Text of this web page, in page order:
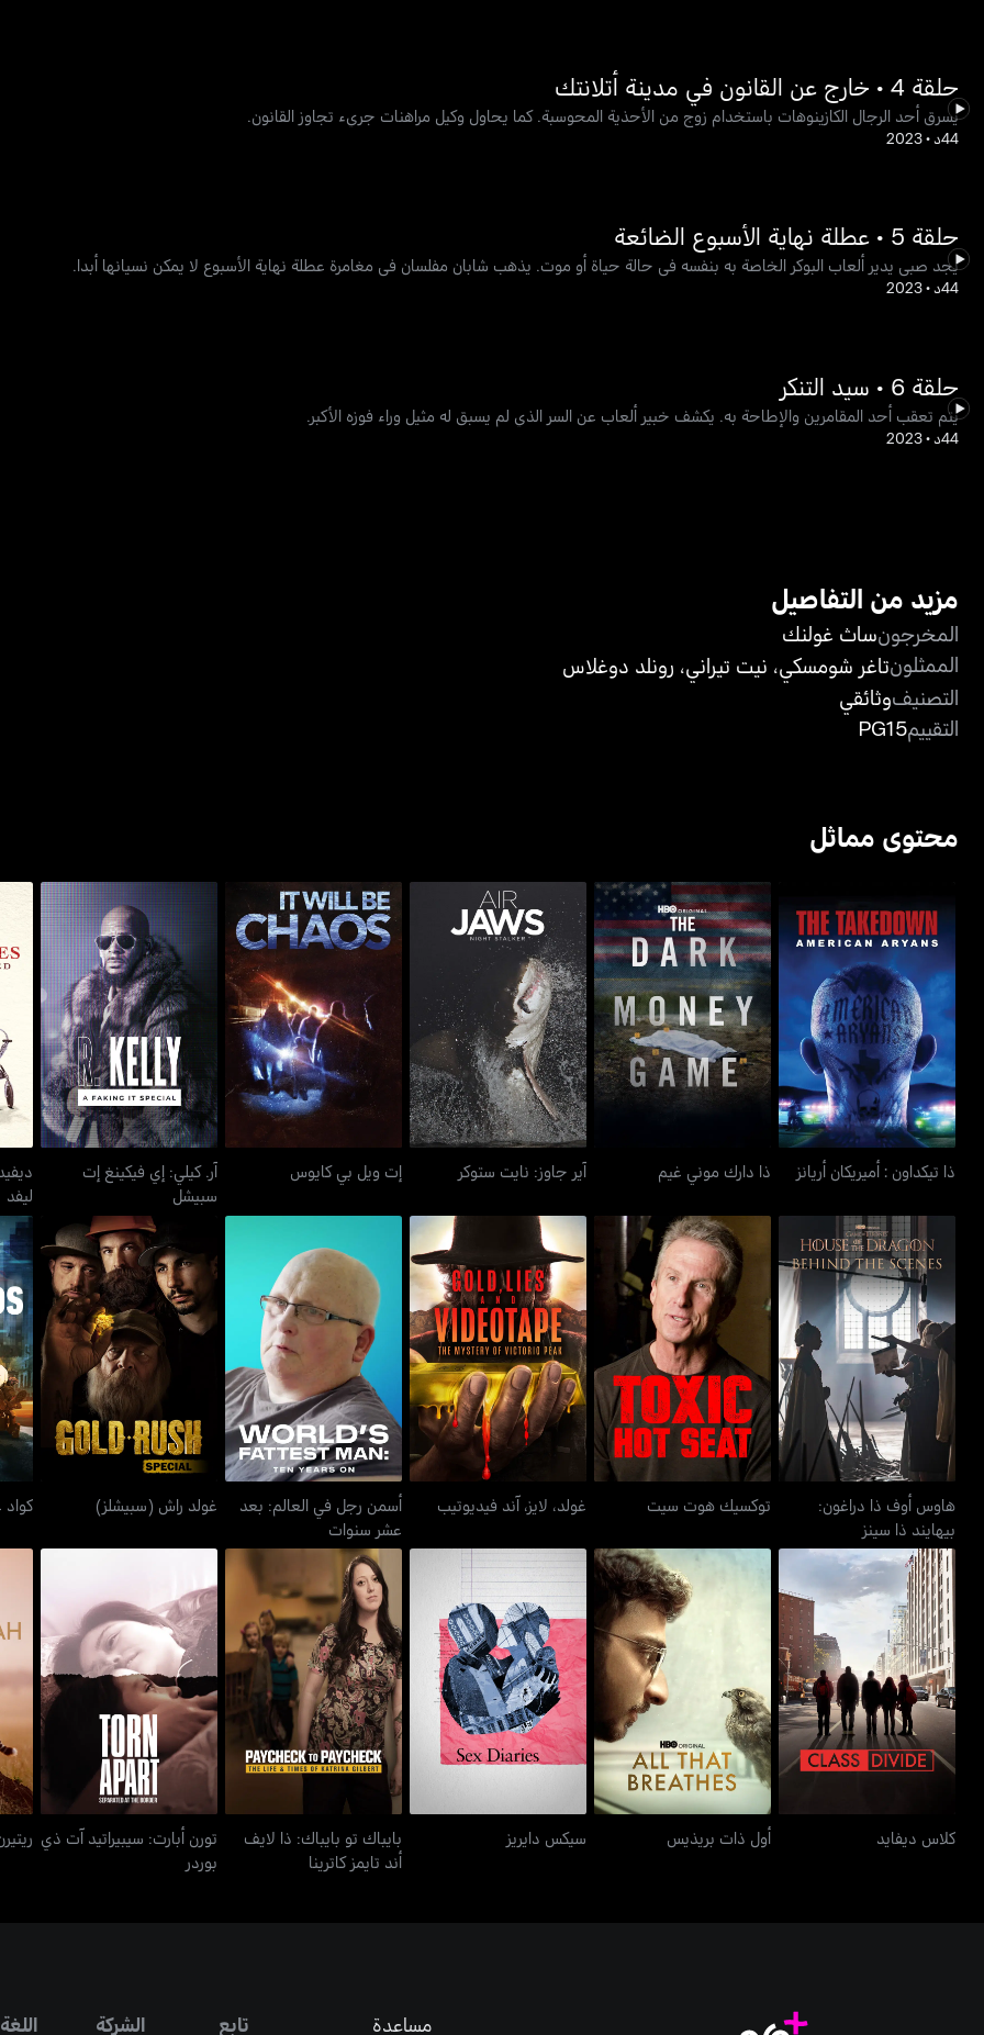
حلقة 4 • خارج عن القانون في مدينة أتلانتك
يسرق أحد الرجال الكازينوهات باستخدام زوج من الأحذية المحوسبة. كما يحاول وكيل مراهنات جريء تجاوز القانون.
44د •
2023
حلقة 5 • عطلة نهاية الأسبوع الضائعة
يجد صبي يدير ألعاب البوكر الخاصة به بنفسه في حالة حياة أو موت. يذهب شابان مفلسان في مغامرة عطلة نهاية الأسبوع لا يمكن نسيانها أبدا.
44د •
2023
حلقة 6 • سيد التنكر
يتم تعقب أحد المقامرين والإطاحة به. يكشف خبير ألعاب عن السر الذي لم يسبق له مثيل وراء فوزه الأكبر.
44د •
2023
مزيد من التفاصيل
المخرجونساث غولنك
الممثلونتاغر شومسكي، نيت تيراني، رونلد دوغلاس
التصنيفوثائقي
التقييمPG15
محتوى مماثل
ذا تيكداون : أميريكان أريانز
ذا تيكداون : أميريكان أريانز
ذا دارك موني غيم
ذا دارك موني غيم
آير جاوز: نايت ستوكر
آير جاوز: نايت ستوكر
إت ويل بي كايوس
إت ويل بي كايوس
آر. كيلي: إي فيكينغ إت
سبيشل
آر. كيلي: إي فيكينغ إت
سبيشل
ليفد
هاوس أوف ذا دراغون:
بيهايند ذا سينز
هاوس أوف ذا دراغون:
بيهايند ذا سينز
توكسيك هوت سيت
توكسيك هوت سيت
غولد، لايز، آند فيديوتيب
غولد، لايز، آند فيديوتيب
أسمن رجل في العالم: بعد
عشر سنوات
أسمن رجل في العالم: بعد
عشر سنوات
غولد راش (سبيشلز)
غولد راش (سبيشلز)
كلاس ديفايد
كلاس ديفايد
أول ذات بريذيس
أول ذات بريذيس
سيكس دايريز
سيكس دايريز
بايباك تو بايباك: ذا لايف
أند تايمز كاترينا
بايباك تو بايباك: ذا لايف
أند تايمز كاترينا
تورن أبارت: سيبيراتيد آت
ذي بوردر
تورن أبارت: سيبيراتيد آت ذي
بوردر
مساعدة تابع الشركة اللغة